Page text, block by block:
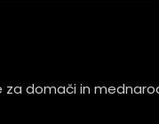
domači in